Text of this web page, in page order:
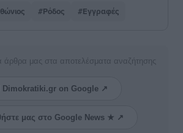
#Ρόδος #Εγγραφές
άρθρα μας στα αποτελέσματα αναζήτησης
Dimokratiki.gr on Google ↗
μας στο Google News ★ ↗